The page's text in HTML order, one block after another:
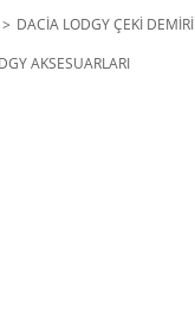
DACİA LODGY ÇEKİ DEMİRİ